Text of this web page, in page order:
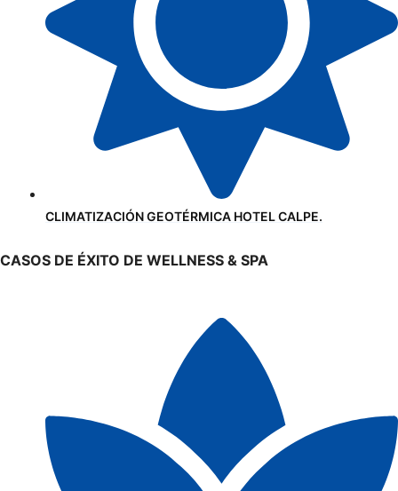
CLIMATIZACIÓN GEOTÉRMICA HOTEL CALPE.
CASOS DE ÉXITO DE WELLNESS & SPA